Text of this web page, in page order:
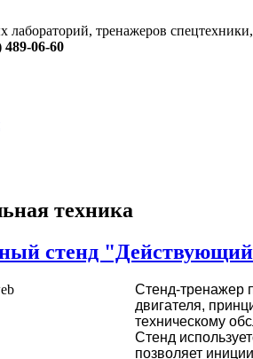
тренажеров
489-06-60
техника
стенд
Стенд-тренажер
двигателя,
техническому
Стенд
позволяет